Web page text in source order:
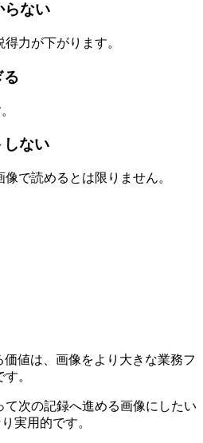
らない
力が下がります。
る
しない
で読めるとは限りません。
値は、画像をより大きな業務フ
。
て次の記録へ進める画像にしたい
実用的です。